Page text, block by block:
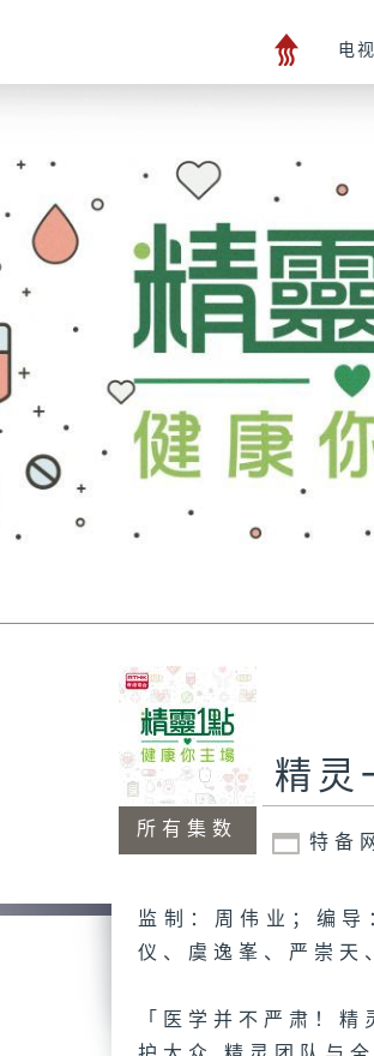
电视
所有集数
精灵
特备
监制：周伟业；编
仪、虞逸峯、严崇天
「医学并不严肃！